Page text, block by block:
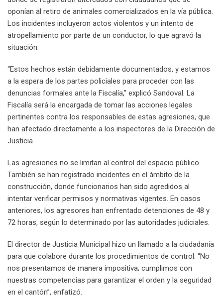
oponían al retiro de animales comercializados en la vía pública.
Los incidentes incluyeron actos violentos y un intento de
atropellamiento por parte de un conductor, lo que agravó la
situación.
“Estos hechos están debidamente documentados, y estamos
a la espera de los partes policiales para proceder con las
denuncias formales ante la Fiscalía,” explicó Sandoval. La
Fiscalía será la encargada de tomar las acciones legales
pertinentes contra los responsables de estas agresiones, que
han afectado directamente a los inspectores de la Dirección de
Justicia.
Las agresiones no se limitan al control del espacio público.
También se han registrado incidentes en el ámbito de la
construcción, donde funcionarios han sido agredidos al
intentar verificar permisos y normativas vigentes. En casos
anteriores, los agresores han enfrentado detenciones de 48 y
72 horas, según lo determinado por las autoridades judiciales.
El director de Justicia Municipal hizo un llamado a la ciudadanía
para que colabore durante los procedimientos de control. “No
nos presentamos de manera impositiva; cumplimos con
nuestras competencias para garantizar el orden y la seguridad
en el cantón”, enfatizó.